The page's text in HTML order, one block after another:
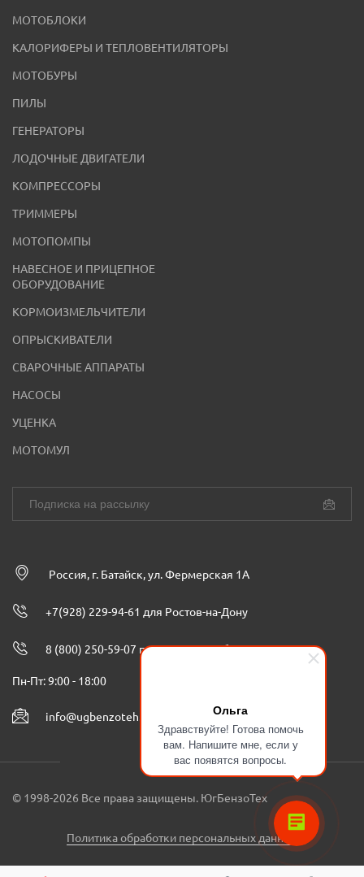
Ольга
Здравствуйте! Готова помочь
вам. Напишите мне, если у
вас появятся вопросы.
МОТОБЛОКИ
КАЛОРИФЕРЫ И ТЕПЛОВЕНТИЛЯТОРЫ
МОТОБУРЫ
ПИЛЫ
ГЕНЕРАТОРЫ
ЛОДОЧНЫЕ ДВИГАТЕЛИ
КОМПРЕССОРЫ
ТРИММЕРЫ
МОТОПОМПЫ
НАВЕСНОЕ И ПРИЦЕПНОЕ
ОБОРУДОВАНИЕ
КОРМОИЗМЕЛЬЧИТЕЛИ
ОПРЫСКИВАТЕЛИ
СВАРОЧНЫЕ АППАРАТЫ
НАСОСЫ
УЦЕНКА
МОТОМУЛ
Россия, г. Батайск, ул. Фермерская 1А
+7(928) 229-94-61 для Ростов-на-Дону
8 (800) 250-59-07 по всей России бесплатно
Пн-Пт: 9:00 - 18:00
info@ugbenzoteh.ru
© 1998-2026 Все права защищены. ЮгБензоТех
Политика обработки персональных данных